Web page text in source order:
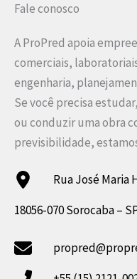
Fale conosco
A ProPred apoia
comerciais,
engenharia,
Se você precisa
ou conduzir uma obra
previsibilidade,
Rua José Maria
18056-070 Sorocaba –